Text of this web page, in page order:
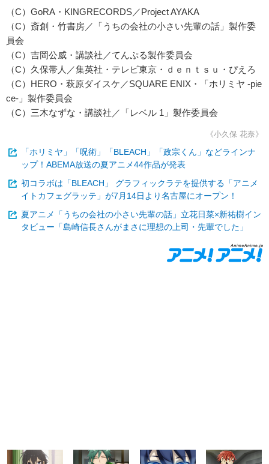
（C）GoRA・KINGRECORDS／Project AYAKA
（C）斎創・竹書房／「うちの会社の小さい先輩の話」製作委
員会
（C）吉岡公威・講談社／てんぷる製作委員会
（C）久保帯人／集英社・テレビ東京・ｄｅｎｔｓｕ・ぴえろ
（C）HERO・萩原ダイスケ／SQUARE ENIX・「ホリミヤ -pie
ce-」製作委員会
（C）三木なずな・講談社／「レベル 1」製作委員会
《小久保 花奈》
「ホリミヤ」「呪術」「BLEACH」「政宗くん」などラインナ
ップ！ABEMA放送の夏アニメ44作品が発表
初コラボは「BLEACH」 グラフィックラテを提供する「アニメ
イトカフェグラッテ」が7月14日より名古屋にオープン！
夏アニメ「うちの会社の小さい先輩の話」立花日菜×新祐樹イン
タビュー「島崎信長さんがまさに理想の上司・先輩でした」